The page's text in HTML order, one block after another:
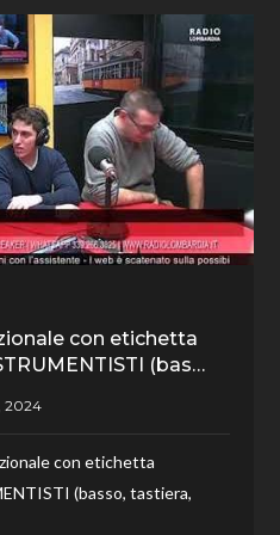
con etichetta
(bas…
con etichetta
(basso, tastiera,